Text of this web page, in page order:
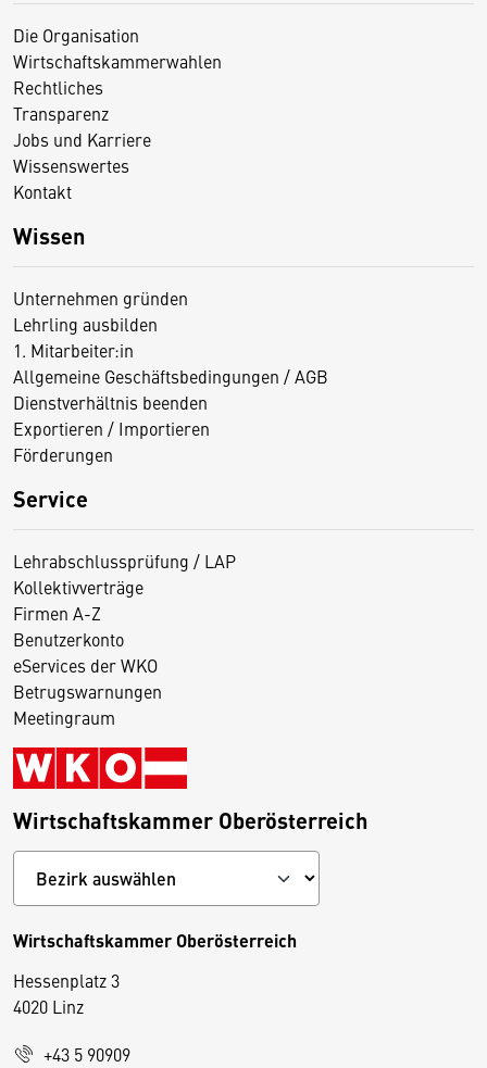
Die Organisation
Wirtschaftskammerwahlen
Rechtliches
Transparenz
Jobs und Karriere
Wissenswertes
Kontakt
Wissen
Unternehmen gründen
Lehrling ausbilden
1. Mitarbeiter:in
Allgemeine Geschäftsbedingungen / AGB
Dienstverhältnis beenden
Exportieren / Importieren
Förderungen
Service
Lehrabschlussprüfung / LAP
Kollektivverträge
Firmen A-Z
Benutzerkonto
eServices der WKO
Betrugswarnungen
Meetingraum
Wirtschaftskammer Oberösterreich
Wirtschaftskammer Oberösterreich
Hessenplatz 3
4020 Linz
+43 5 90909